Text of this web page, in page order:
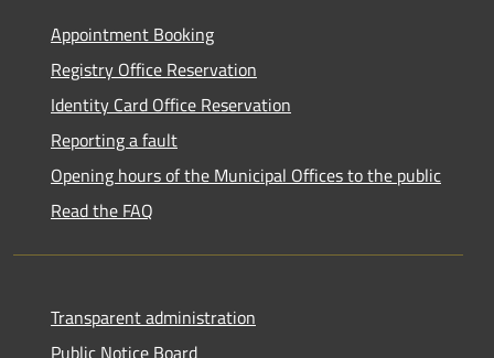
Appointment Booking
Registry Office Reservation
Identity Card Office Reservation
Reporting a fault
Opening hours of the Municipal Offices to the public
Read the FAQ
Transparent administration